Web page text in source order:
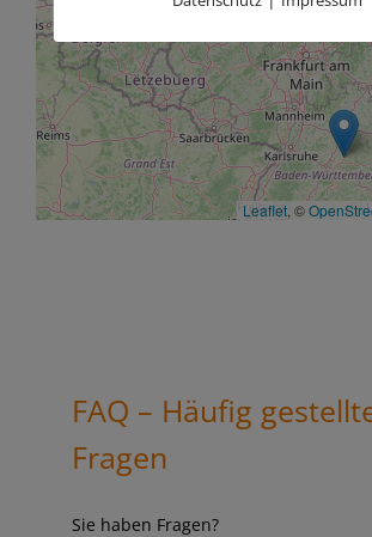
Leaflet , ©
FAQ – Häufig
Fragen
Sie haben Fragen?